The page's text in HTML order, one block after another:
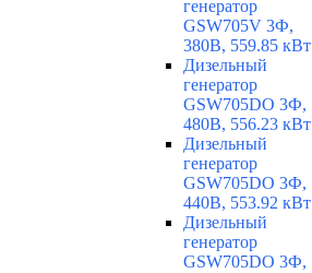
генератор
GSW705V 3Ф,
380В, 559.85 кВт
Дизельный
генератор
GSW705DO 3Ф,
480В, 556.23 кВт
Дизельный
генератор
GSW705DO 3Ф,
440В, 553.92 кВт
Дизельный
генератор
GSW705DO 3Ф,